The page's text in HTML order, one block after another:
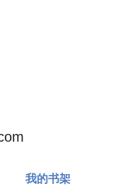
我的书架